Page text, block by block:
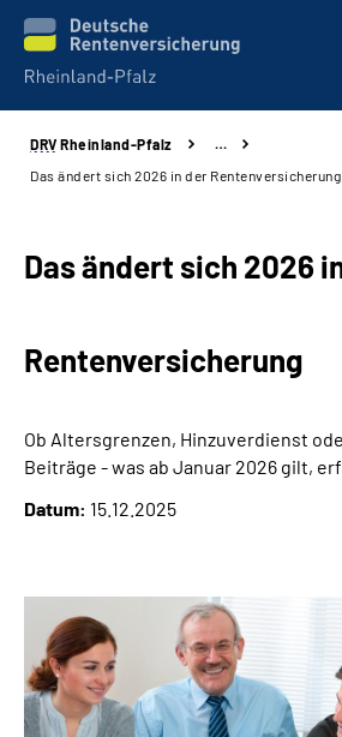
Unsere Leistungen
Karriere
Leichte Sprache
Suche
DRV Rheinland-Pfalz
…
Das ändert sich 2026 in der Rentenversicherung
Das ändert sich 2026
Rentenversicherung
Ob Altersgrenzen, Hinzuverdienst
Beiträge - was ab Januar 2026 gilt,
Datum: 15.12.2025